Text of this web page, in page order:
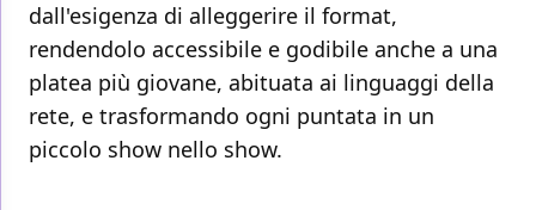
dall'esigenza di alleggerire il format,
rendendolo accessibile e godibile anche a una
platea più giovane, abituata ai linguaggi della
rete, e trasformando ogni puntata in un
piccolo show nello show.